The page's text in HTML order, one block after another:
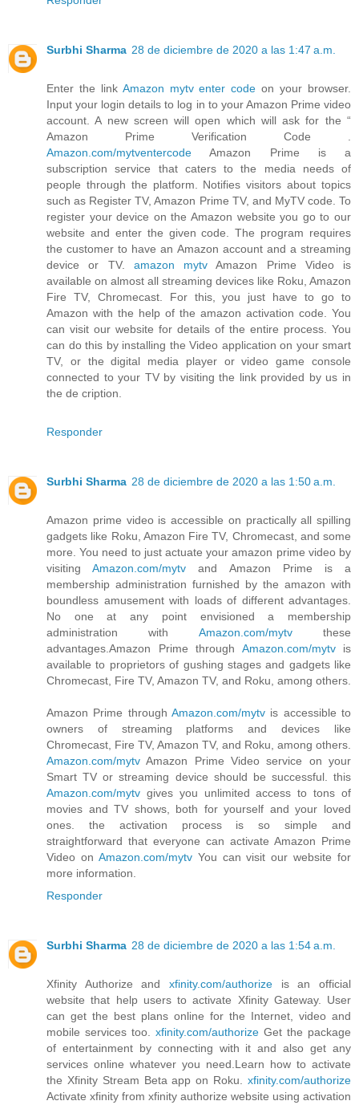
Surbhi Sharma 28 de diciembre de 2020 a las 1:47 a.m.
Enter the link Amazon mytv enter code on your browser.
Input your login details to log in to your Amazon Prime video
account. A new screen will open which will ask for the “
Amazon Prime Verification Code .
Amazon.com/mytventercode Amazon Prime is a
subscription service that caters to the media needs of
people through the platform. Notifies visitors about topics
such as Register TV, Amazon Prime TV, and MyTV code. To
register your device on the Amazon website you go to our
website and enter the given code. The program requires
the customer to have an Amazon account and a streaming
device or TV. amazon mytv Amazon Prime Video is
available on almost all streaming devices like Roku, Amazon
Fire TV, Chromecast. For this, you just have to go to
Amazon with the help of the amazon activation code. You
can visit our website for details of the entire process. You
can do this by installing the Video application on your smart
TV, or the digital media player or video game console
connected to your TV by visiting the link provided by us in
the de cription.
Responder
Surbhi Sharma 28 de diciembre de 2020 a las 1:50 a.m.
Amazon prime video is accessible on practically all spilling
gadgets like Roku, Amazon Fire TV, Chromecast, and some
more. You need to just actuate your amazon prime video by
visitingAmazon.com/mytv and Amazon Prime is a
membership administration furnished by the amazon with
boundless amusement with loads of different advantages.
No one at any point envisioned a membership
administration with Amazon.com/mytvthese
advantages.Amazon Prime through Amazon.com/mytvis
available to proprietors of gushing stages and gadgets like
Chromecast, Fire TV, Amazon TV, and Roku, among others.
Amazon Prime through Amazon.com/mytv is accessible to
owners of streaming platforms and devices like
Chromecast, Fire TV, Amazon TV, and Roku, among others.
Amazon.com/mytv Amazon Prime Video service on your
Smart TV or streaming device should be successful. this
Amazon.com/mytv gives you unlimited access to tons of
movies and TV shows, both for yourself and your loved
ones. the activation process is so simple and
straightforward that everyone can activate Amazon Prime
Video on Amazon.com/mytvYou can visit our website for
more information.
Responder
Surbhi Sharma 28 de diciembre de 2020 a las 1:54 a.m.
Xfinity Authorize and xfinity.com/authorize is an official
website that help users to activate Xfinity Gateway. User
can get the best plans online for the Internet, video and
mobile services too. xfinity.com/authorize Get the package
of entertainment by connecting with it and also get any
services online whatever you need.Learn how to activate
the Xfinity Stream Beta app on Roku. xfinity.com/authorize
Activate xfinity from xfinity authorize website using activation